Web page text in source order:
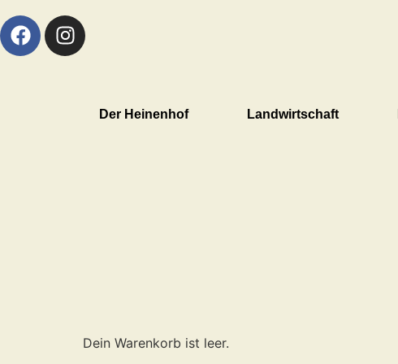
Der Heinenhof Landwirtschaft
Dein Warenkorb ist leer.